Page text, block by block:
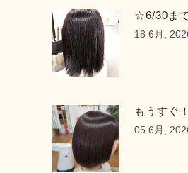
☆6/30ま
18 6月,
もうすぐ
05 6月,